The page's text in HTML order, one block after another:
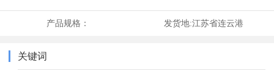
产品规格： 发货地:江苏省连云港
关键词